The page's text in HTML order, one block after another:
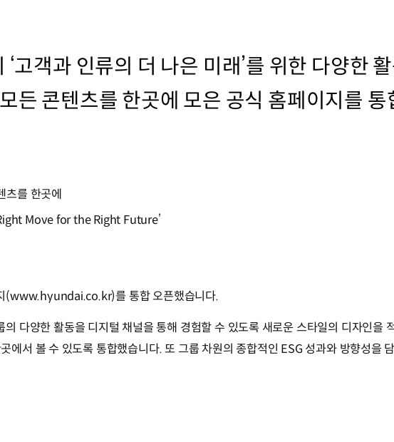
고객과 인류의 더 나은 미래’를 위한 다양한
든 콘텐츠를 한곳에 모은 공식 홈페이지를
츠를 한곳에
Move for the Right Future’
(www.hyundai.co.kr)를 통합 오픈했습니다.
다양한 활동을 디지털 채널을 통해 경험할 수 있도록 새로운 스타일의 디자인을
에서 볼 수 있도록 통합했습니다. 또 그룹 차원의 종합적인 ESG 성과와 방향성을